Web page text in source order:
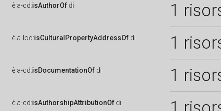
è a-cd:isAuthorOf di 1
è a-loc:isCulturalPropertyAddressOf di 1
è a-cd:isDocumentationOf di 1
è a-cd:isAuthorshipAttributionOf di